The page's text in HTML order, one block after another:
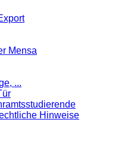
Mensa
...
Hinweise